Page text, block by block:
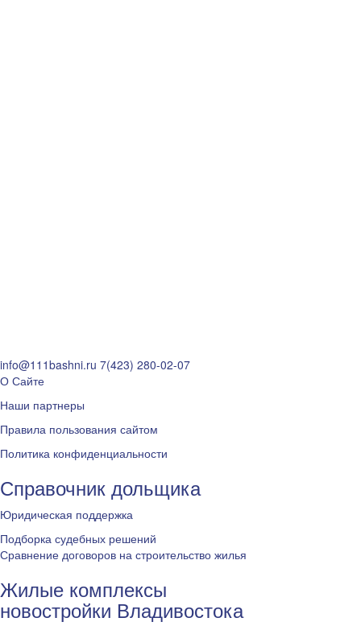
info@111bashni.ru 7(423) 280-02-07
О Сайте
Наши партнеры
Правила пользования сайтом
Политика конфиденциальности
Справочник дольщика
Юридическая поддержка
Подборка судебных решений
Сравнение договоров на строительство жилья
Жилые комплексы
новостройки Владивостока